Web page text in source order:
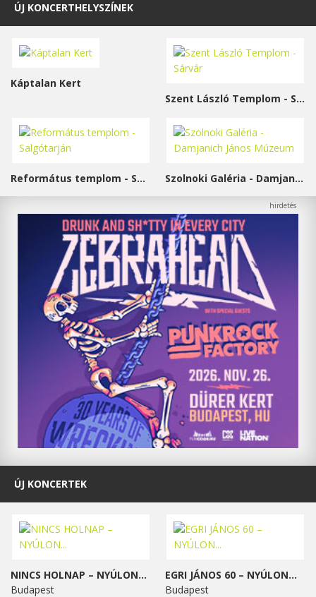
ÚJ KONCERTHELYSZÍNEK
Káptalan Kert
Szent László Templom - Sárvár
Református templom - Salgótarján Szolnoki Galéria - Damjanich János Múzeum
ÚJ KONCERTEK
NINCS HOLNAP – NYÚLON...
Budapest
EGRI JÁNOS 60 – NYÚLON...
Budapest